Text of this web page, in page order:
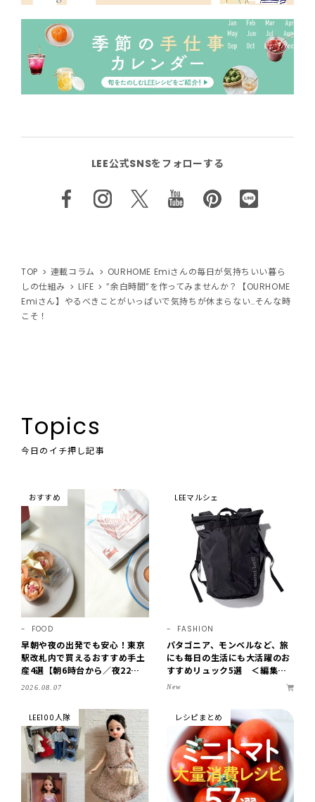
LEE公式SNSをフォローする
TOP 連載コラム
OURHOME Emiさんの毎日が気持ちいい暮ら
しの仕組み
LIFE
”余白時間”を作ってみませんか？【OURHOME
Emiさん】やるべきことがいっぱいで気持ちが休まらない…そんな時
こそ！
Topics
今日のイチ押し記事
おすすめ
FOOD
早朝や夜の出発でも安心！東京
駅改札内で買えるおすすめ手土
産4選【朝6時台から／夜22時
まで営業】
2026.08.07
LEEマルシェ
FASHION
パタゴニア、モンベルなど、旅
にも毎日の生活にも大活躍のお
すすめリュック5選 ＜編集部
セレクト＞【LEEマルシェ】
New
LEE100人隊 レシピまとめ